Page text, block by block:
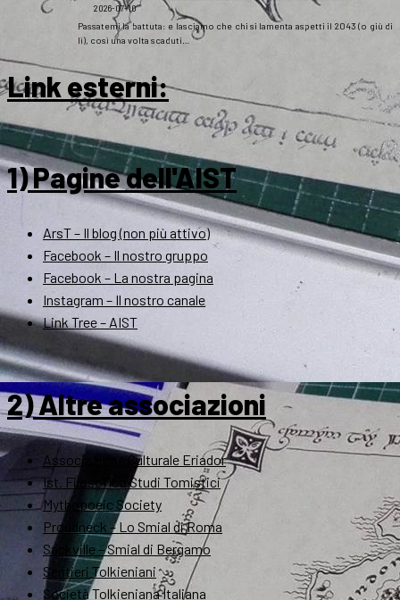
2026-07-10
Passatemi la battuta: e lasciamo che chi si lamenta aspetti il 2043 (o giù di
lì), così una volta scaduti…
Link esterni:
1) Pagine dell'AIST
ArsT – Il blog (non più attivo)
Facebook – Il nostro gruppo
Facebook – La nostra pagina
Instagram – Il nostro canale
Link Tree – AIST
2) Altre associazioni
Associazione Culturale Eriador
Ist. Filosofico Studi Tomistici
Mythopoeic Society
Proudneck – Lo Smial di Roma
Sackville – Smial di Bergamo
Sentieri Tolkieniani
Società Tolkieniana Italiana